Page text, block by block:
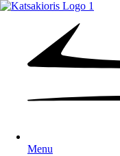
Menu